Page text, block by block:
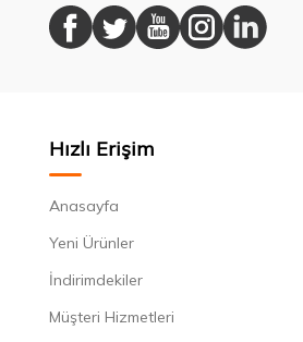
Hızlı Erişim
Anasayfa
Yeni Ürünler
İndirimdekiler
Müşteri Hizmetleri